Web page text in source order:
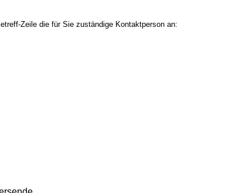
Zeile die für Sie zuständige Kontaktperson an: